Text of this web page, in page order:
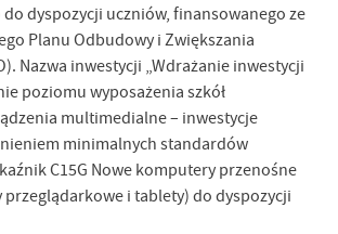
dyspozycji uczniów, finansowanego ze
Planu Odbudowy i Zwiększania
Nazwa inwestycji „Wdrażanie inwestycji
poziomu wyposażenia szkół
multimedialne – inwestycje
minimalnych standardów
C15G Nowe komputery przenośne
i tablety) do dyspozycji